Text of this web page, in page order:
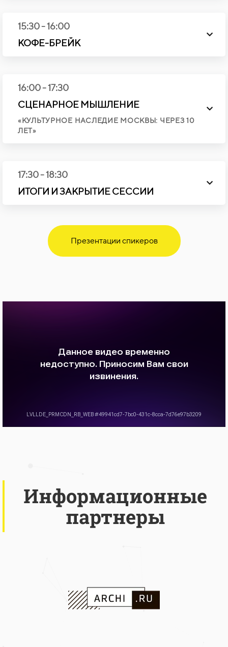
15:30-16:00
КОФЕ-БРЕЙК
16:00 - 17:30
СЦЕНАРНОЕ МЫШЛЕНИЕ
«КУЛЬТУРНОЕ НАСЛЕДИЕ МОСКВЫ: ЧЕРЕЗ 10
ЛЕТ»
17:30-18:30
ИТОГИ И ЗАКРЫТИЕ СЕССИИ
Презентации спикеров
Информационные
партнеры